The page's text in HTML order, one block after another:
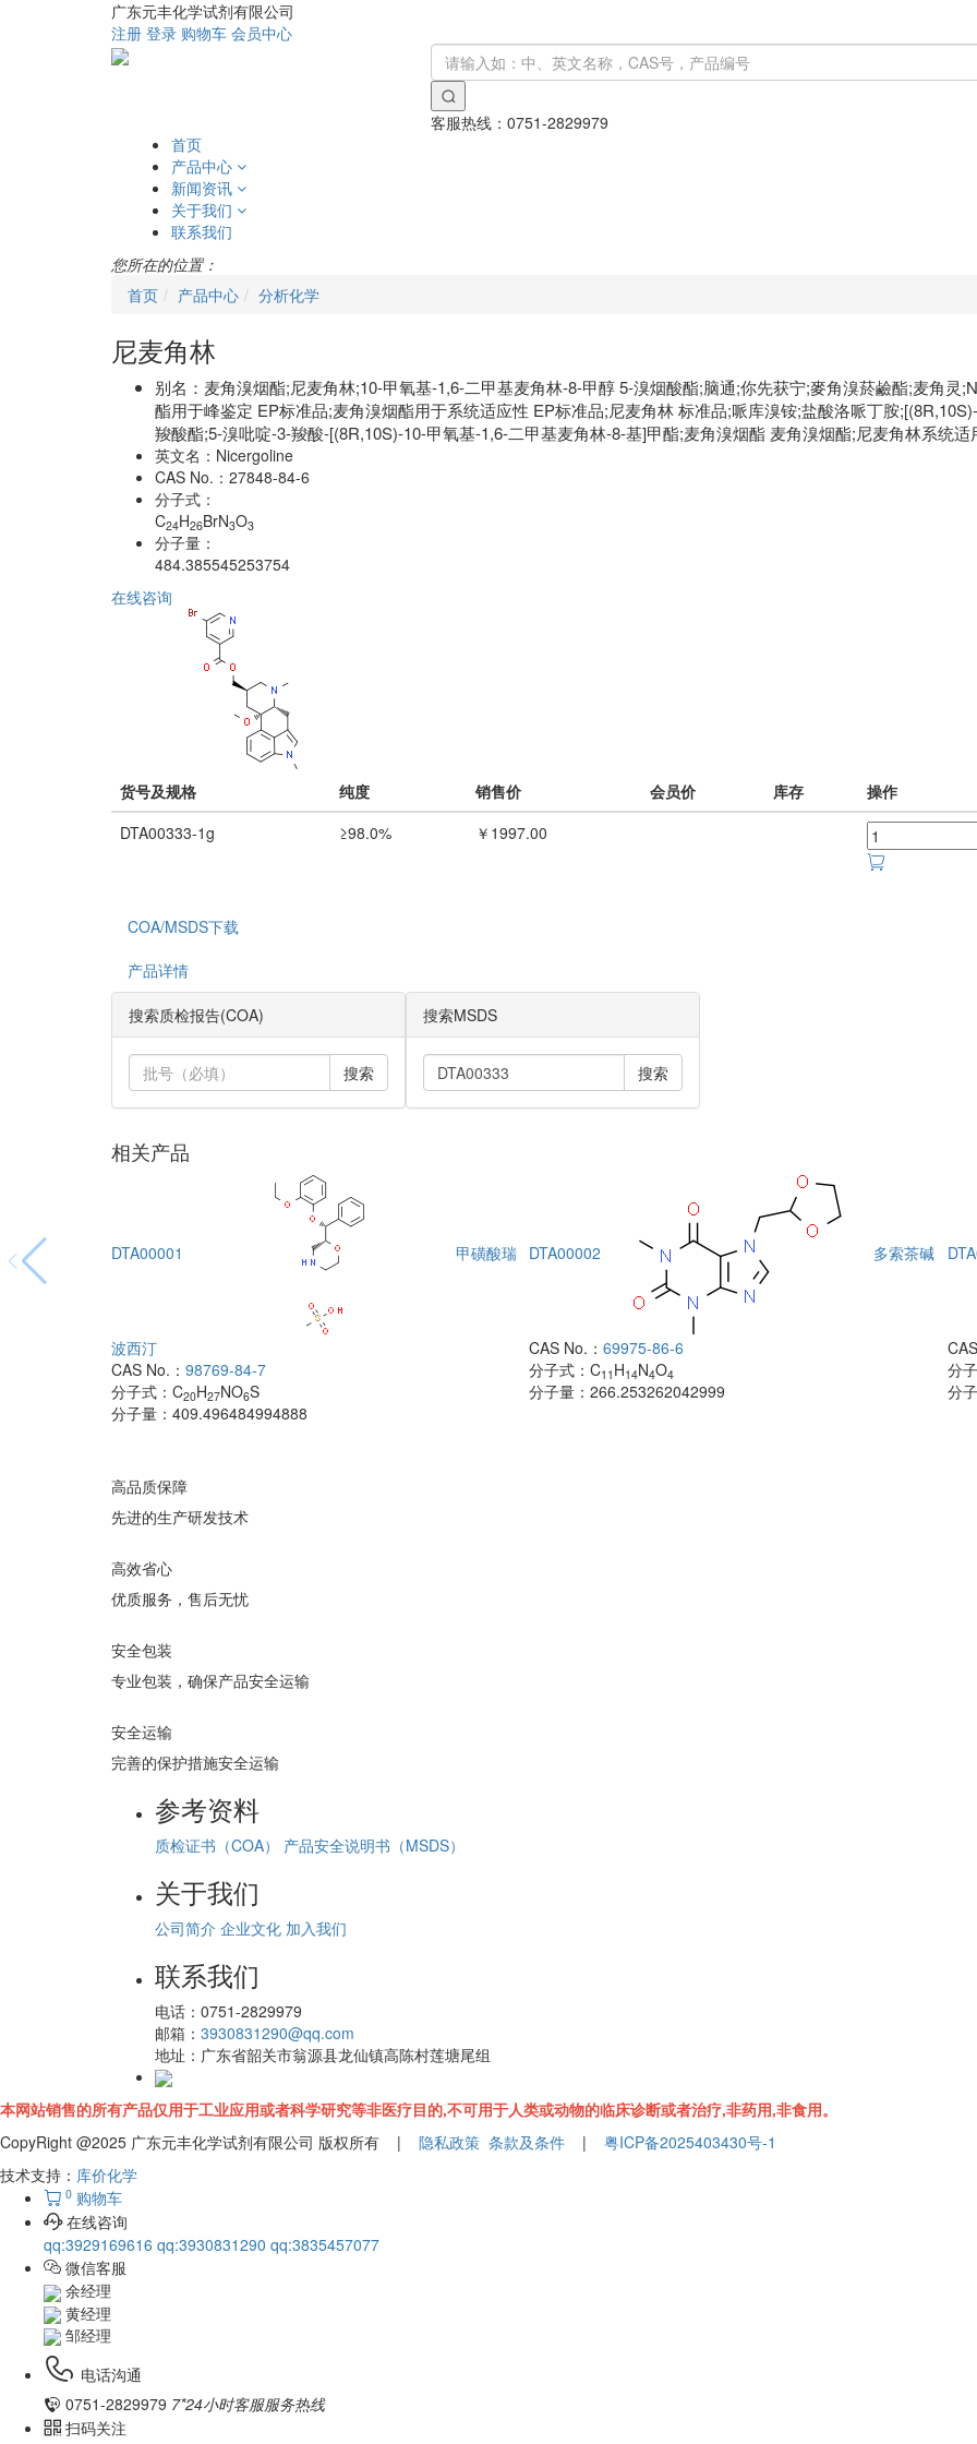
广东元丰化学试剂有限公司
注册 登录 购物车 会员中心
客服热线： 0751-2829979
首页
产品中心
新闻资讯
关于我们
联系我们
您所在的位置：
首页
产品中心 分析化学
尼麦角林
别名： 麦角溴烟酯;尼麦角林;10-甲氧基-1,6-二甲基麦角林-8-甲醇 5-溴烟酸酯;脑通;你先获宁;麥角溴菸鹼酯;麦角灵
酯用于峰鉴定 EP标准品;麦角溴烟酯用于系统适应性 EP标准品;尼麦角林 标准品;哌库溴铵;盐酸洛哌丁胺
羧酸酯;5-溴吡啶-3-羧酸-[(8R,10S)-10-甲氧基-1,6-二甲基麦角林-8-基]甲酯;麦角溴烟酯 麦角溴烟酯;尼麦角林系统适
英文名： Nicergoline
CAS No.： 27848-84-6
分子式：
C24H26BrN3O3
分子量：
484.385545253754
在线咨询
货号及规格 纯度 销售价 会员价 库存
操作
DTA00333-1g
≥98.0% ￥1997.00
COA/MSDS下载
产品详情
搜索质检报告(COA)
搜索
搜索MSDS
搜索
相关产品
DTA00001 甲磺酸瑞
波西汀
CAS No.： 98769-84-7
分子式： C20H27NO6S
分子量： 409.496484994888
DTA00002 多索茶碱
CAS No.：69975-86-6
分子式：C11 H14N4O4
分子量：266.253262042999
分
分
高品质保障
先进的生产研发技术
高效省心
优质服务，售后无忧
安全包装
专业包装，确保产品安全运输
安全运输
完善的保护措施安全运输
参考资料
质检证书（COA） 产品安全说明书（MSDS）
关于我们
公司简介 企业文化 加入我们
联系我们
电话： 0751-2829979
邮箱： 3930831290@qq.com
地址： 广东省韶关市翁源县龙仙镇高陈村莲塘尾组
本网站销售的所有产品仅用于工业应用或者科学研究等非医疗目的,不可用于人类或动物的临床诊断或者治疗,非药用,非食用。
CopyRight @2025 广东元丰化学试剂有限公司 版权所有 | 隐私政策 条款及条件 | 粤ICP备2025403430号-1
技术支持： 库价化学
0 购物车
在线咨询
qq:3929169616 qq:3930831290 qq:3835457077
微信客服
余经理
黄经理
邹经理
电话沟通
0751-2829979 7*24小时客服服务热线
扫码关注